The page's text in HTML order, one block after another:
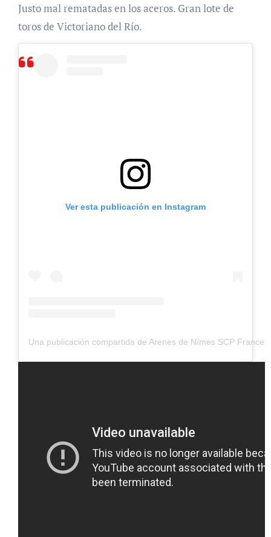
Justo mal rematadas en los aceros. Gran lote de
toros de Victoriano del Río.
Ver esta publicación en Instagram
Una publicación compartida de Arenes de Nîmes SCP France